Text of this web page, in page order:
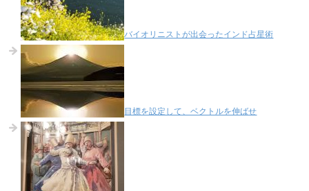
バイオリニストが出会ったインド占星術
目標を設定して、ベクトルを伸ばせ